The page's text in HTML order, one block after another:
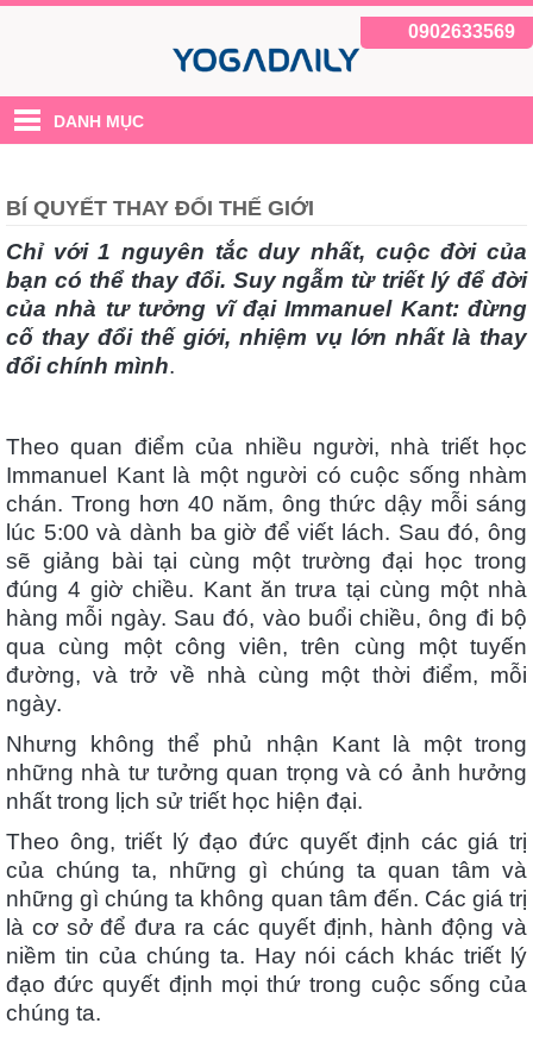
0902633569
DANH MỤC
BÍ QUYẾT THAY ĐỔI THẾ GIỚI
Chỉ với 1 nguyên tắc duy nhất, cuộc đời của
bạn có thể thay đổi. Suy ngẫm từ triết lý để đời
của nhà tư tưởng vĩ đại Immanuel Kant: đừng
cố thay đổi thế giới, nhiệm vụ lớn nhất là thay
đổi chính mình.
Theo quan điểm của nhiều người, nhà triết học
Immanuel Kant là một người có cuộc sống nhàm
chán. Trong hơn 40 năm, ông thức dậy mỗi sáng
lúc 5:00 và dành ba giờ để viết lách. Sau đó, ông
sẽ giảng bài tại cùng một trường đại học trong
đúng 4 giờ chiều. Kant ăn trưa tại cùng một nhà
hàng mỗi ngày. Sau đó, vào buổi chiều, ông đi bộ
qua cùng một công viên, trên cùng một tuyến
đường, và trở về nhà cùng một thời điểm, mỗi
ngày.
Nhưng không thể phủ nhận Kant là một trong
những nhà tư tưởng quan trọng và có ảnh hưởng
nhất trong lịch sử triết học hiện đại.
Theo ông, triết lý đạo đức quyết định các giá trị
của chúng ta, những gì chúng ta quan tâm và
những gì chúng ta không quan tâm đến. Các giá trị
là cơ sở để đưa ra các quyết định, hành động và
niềm tin của chúng ta. Hay nói cách khác triết lý
đạo đức quyết định mọi thứ trong cuộc sống của
chúng ta.